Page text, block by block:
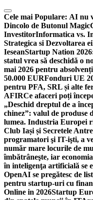
Skip
to
content
Cele mai Populare: AI nu
Dincolo de Butonul Magic
InvestitorInformatica vs.
Strategica si Dezvoltarea ei
IeseanStartup Nation
statul vrea să deschidă o
mai 2026 pentru
50.000 EURFonduri UE
pentru PFA, SRL și alte
AFIRCe afaceri poți
„Deschid dreptul de a
chinez”: valul de produse
lumea. Industria Europei
Club Iași și Secretele
programatori şi IT-işti, a
număr mare locurile de
îmbătrâneşte, iar
în inteligenţa artificială se
OpenAI se pregătesc de
pentru startup-uri cu
Online in 2026Startup